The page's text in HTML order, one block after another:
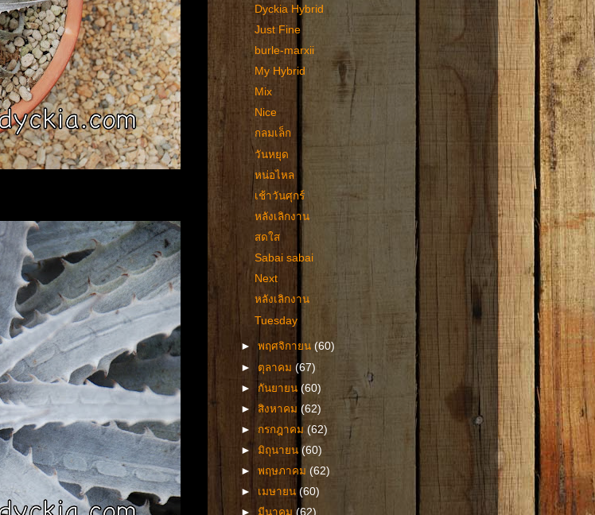
Dyckia Hybrid
Just Fine
burle-marxii
My Hybrid
Mix
Nice
กลมเล็ก
วันหยุด
หน่อไหล
เช้าวันศุกร์
หลังเลิกงาน
สดใส
Sabai sabai
Next
หลังเลิกงาน
Tuesday
►พฤศจิกายน(60)
► ตุลาคม(67)
► กันยายน(60)
►สิงหาคม(62)
► กรกฎาคม(62)
►มิถุนายน (60)
►พฤษภาคม(62)
► เมษายน(60)
►มีนาคม(62)